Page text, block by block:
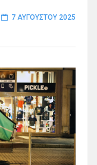
7 ΑΥΓΟΎΣΤΟΥ 2025